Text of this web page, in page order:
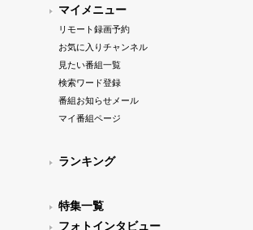
マイメニュー
リモート録画予約
お気に入りチャンネル
見たい番組一覧
検索ワード登録
番組お知らせメール
マイ番組ページ
ランキング
特集一覧
フォトインタビュー